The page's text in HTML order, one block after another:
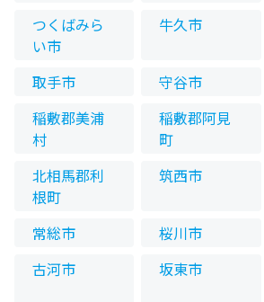
つくばみら
い市
牛久市
取手市 守谷市
稲敷郡美浦
村
稲敷郡阿見
町
北相馬郡利
根町
筑西市
常総市 桜川市
古河市
坂東市